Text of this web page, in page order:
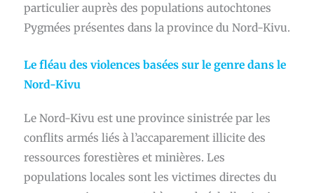
particulier auprès des populations autochtones
Pygmées présentes dans la province du Nord-Kivu.
Le fléau des violences basées sur le genre dans le
Nord-Kivu
Le Nord-Kivu est une province sinistrée par les
conflits armés liés à l’accaparement illicite des
ressources forestières et minières. Les
populations locales sont les victimes directes du